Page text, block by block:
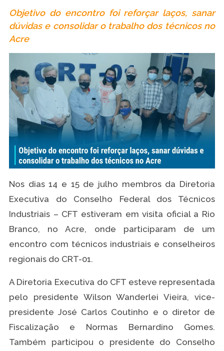
Objetivo do encontro foi reforçar laços, sanar
dúvidas e consolidar o trabalho dos técnicos no
Acre
Nos dias 14 e 15 de julho membros da Diretoria
Executiva do Conselho Federal dos Técnicos
Industriais – CFT estiveram em visita oficial a Rio
Branco, no Acre, onde participaram de um
encontro com técnicos industriais e conselheiros
regionais do CRT-01.
A Diretoria Executiva do CFT esteve representada
pelo presidente Wilson Wanderlei Vieira, vice-
presidente José Carlos Coutinho e o diretor de
Fiscalização e Normas Bernardino Gomes.
Também participou o presidente do Conselho